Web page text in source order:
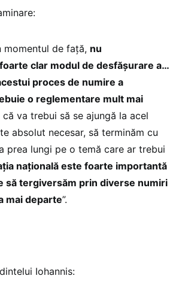
momentul de față, nu
clar modul de desfășurare a…
proces de numire a
o reglementare mult mai
va trebui să se ajungă la acel
absolut necesar, să terminăm cu
prea lungi pe o temă care ar trebui
națională este foarte importantă
să tergiversăm prin diverse numiri
mai departe”.
Iohannis: